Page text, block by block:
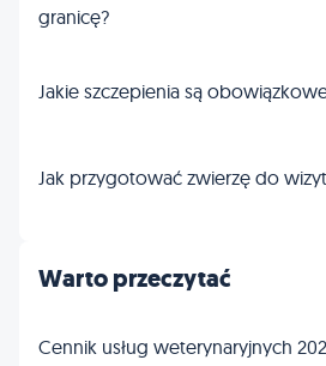
granicę?
Jakie szczepienia są
Jak przygotować zwierzę do
Warto przeczytać
Cennik usług weterynaryjnych